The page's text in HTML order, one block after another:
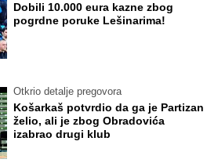
Dobili 10.000 eura kazne zbog
pogrdne poruke Lešinarima!
Otkrio detalje pregovora
Košarkaš potvrdio da ga je Partizan
želio, ali je zbog Obradovića
izabrao drugi klub